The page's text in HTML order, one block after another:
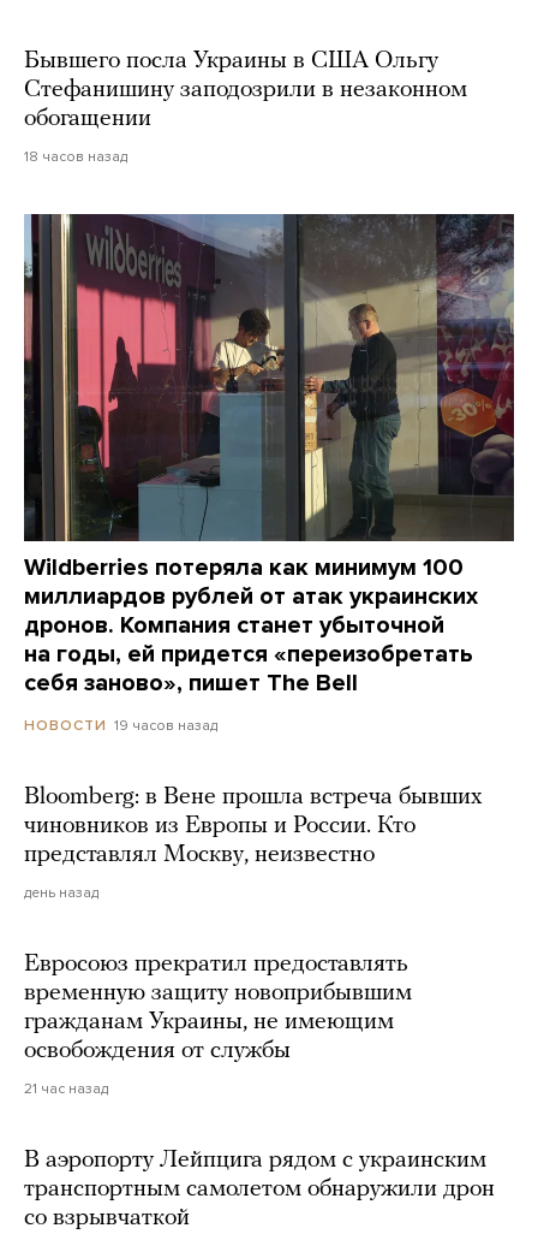
Бывшего посла Украины в США Ольгу
Стефанишину заподозрили в незаконном
обогащении
18 часов назад
Wildberries потеряла как минимум 100
миллиардов рублей от атак украинских
дронов. Компания станет убыточной
на годы, ей придется «переизобретать
себя заново», пишет The Bell
НОВОСТИ 19 часов назад
Bloomberg: в Вене прошла встреча бывших
чиновников из Европы и России. Кто
представлял Москву, неизвестно
день назад
Евросоюз прекратил предоставлять
временную защиту новоприбывшим
гражданам Украины, не имеющим
освобождения от службы
21 час назад
В аэропорту Лейпцига рядом с украинским
транспортным самолетом обнаружили дрон
со взрывчаткой